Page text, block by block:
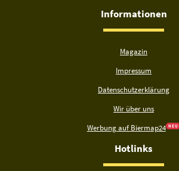
Informationen
Magazin
Impressum
Datenschutzerklärung
Wir über uns
Werbung auf Biermap24 N E U
Hotlinks